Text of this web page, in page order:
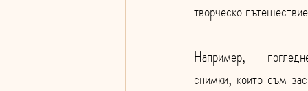
творческо
Например,
снимки, които съм